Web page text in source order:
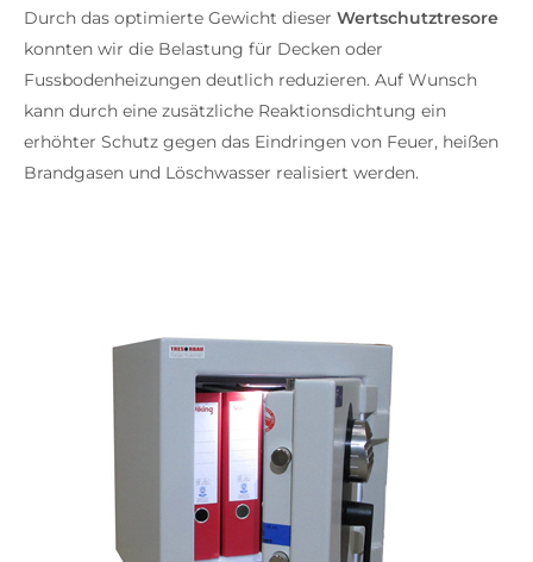
Durch das optimierte Gewicht dieser Wertschutztresore
konnten wir die Belastung für Decken oder
Fussbodenheizungen deutlich reduzieren. Auf Wunsch
kann durch eine zusätzliche Reaktionsdichtung ein
erhöhter Schutz gegen das Eindringen von Feuer, heißen
Brandgasen und Löschwasser realisiert werden.